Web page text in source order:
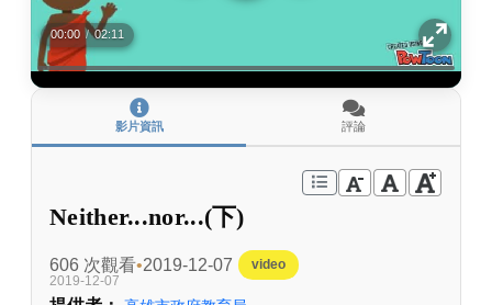
00:00 / 02:11
影片資訊 評論
Neither...nor...(下)
606 次觀看 2019-12-07
video
2019-12-07